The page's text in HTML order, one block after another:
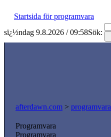
Startsida för programvara
sï¿½ndag 9.8.2026 / 09:58Sök:
afterdawn.com > programvara
Programvara
Programvara